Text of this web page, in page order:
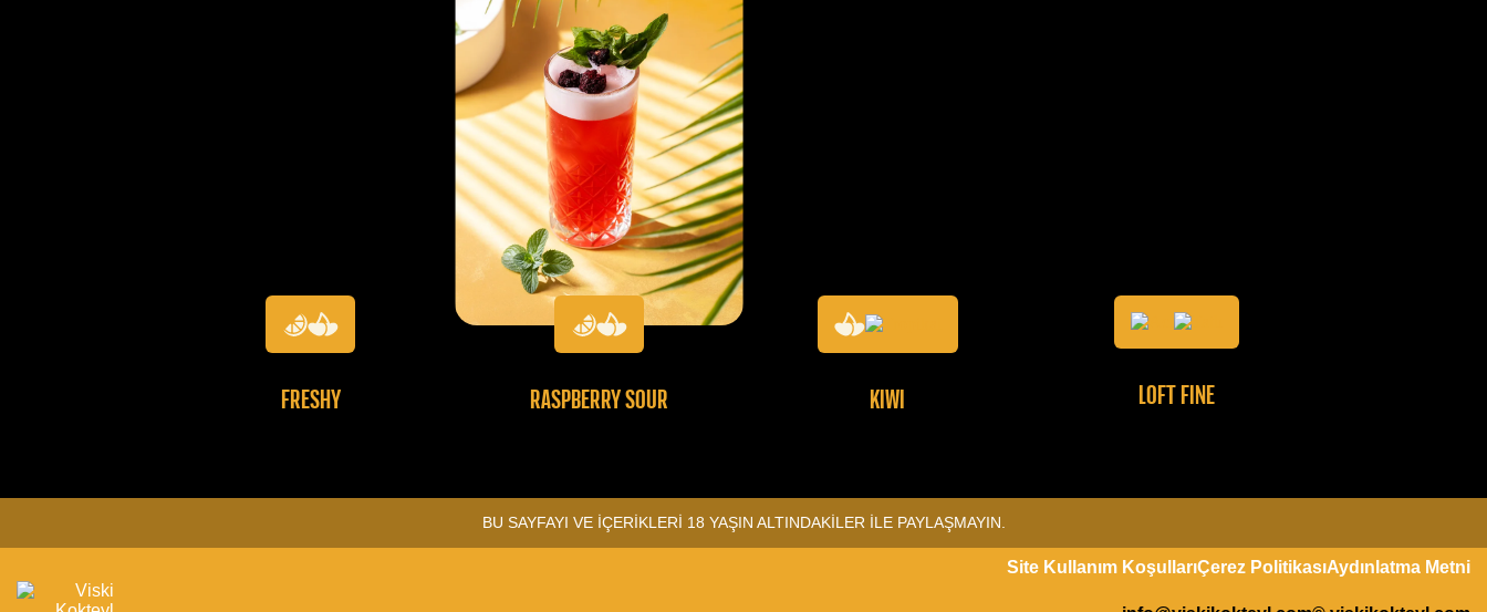
FRESHY RASPBERRY SOUR KIWI LOFT FINE
BU SAYFAYI VE İÇERİKLERİ 18 YAŞIN ALTINDAKİLER İLE PAYLAŞMAYIN.
Site Kullanım KoşullarıÇerez PolitikasıAydınlatma Metni